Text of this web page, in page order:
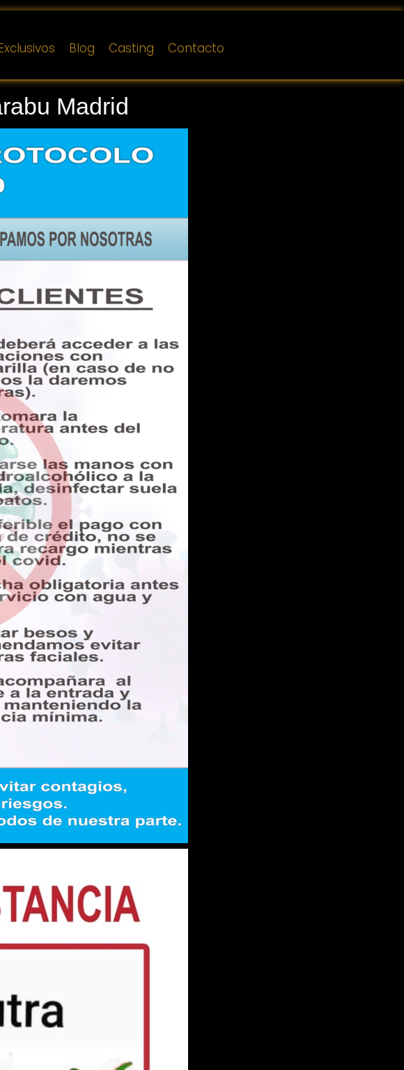
Blog Casting Contacto
Madrid